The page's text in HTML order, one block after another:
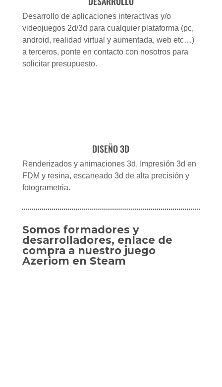
Desarrollo de aplicaciones interactivas y/o
videojuegos 2d/3d para cualquier plataforma (pc,
android, realidad virtual y aumentada, web etc…)
a terceros, ponte en contacto con nosotros para
solicitar presupuesto.
DISEÑO 3D
Renderizados y animaciones 3d, Impresión 3d en
FDM y resina, escaneado 3d de alta precisión y
fotogrametria.
Somos formadores y
desarrolladores, enlace de
compra a nuestro juego
Azeriom en Steam